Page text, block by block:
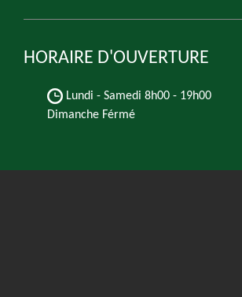
HORAIRE D'OUVERTURE
Lundi - Samedi 8h00 - 19h00
Dimanche Férmé